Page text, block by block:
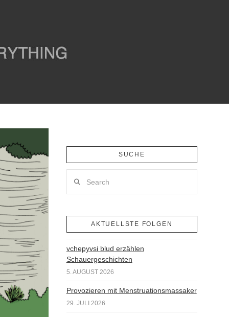
SUCHE
AKTUELLSTE FOLGEN
vchepyvsi blud erzählen
Schauergeschichten
5. AUGUST 2026
Provozieren mit Menstruationsmassaker
29. JULI 2026